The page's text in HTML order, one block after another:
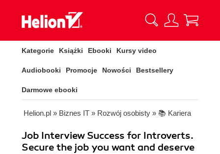
Kategorie Książki Ebooki Kursy video
Audiobooki Promocje Nowości Bestsellery
Darmowe ebooki
Helion.pl » Biznes IT » Rozwój osobisty » 📚 Kariera
Job Interview Success for Introverts.
Secure the job you want and deserve